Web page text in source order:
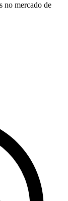
no mercado de